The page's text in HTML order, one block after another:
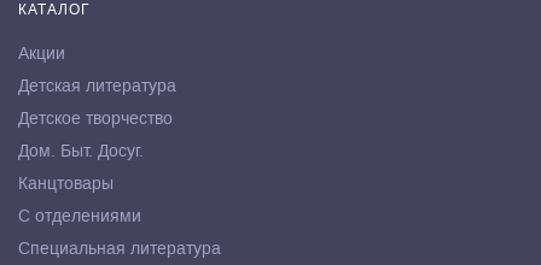
КАТАЛОГ
Акции
Детская литература
Детское творчество
Дом. Быт. Досуг.
Канцтовары
С отделениями
Специальная литература